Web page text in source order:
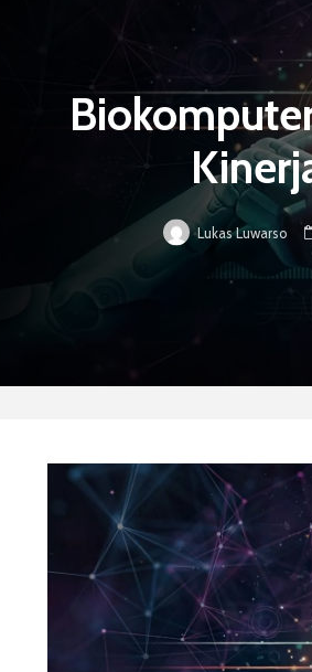
Lukas Luwarso